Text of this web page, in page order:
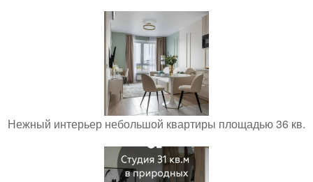
Нежный интерьер небольшой квартиры площадью 36 кв.